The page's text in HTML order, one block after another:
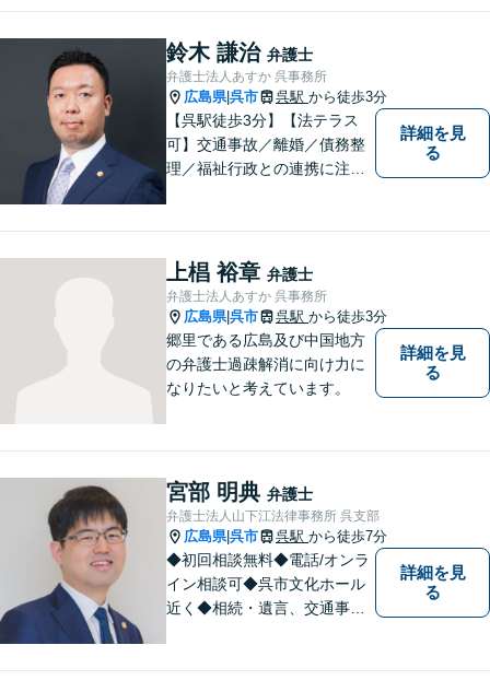
個人様・法人様の問題に幅広
く対応しています。
鈴木 謙治 弁護士
弁護士法人あすか 呉事務所
広島県|呉市 呉駅 から徒歩3分
【呉駅徒歩3分】【法テラス
可】交通事故／離婚／債務整
理／福祉行政との連携に注力
し、高度な問題にも対応いた
します。まずはご相談を！
詳細を見
る
上椙 裕章 弁護士
弁護士法人あすか 呉事務所
広島県|呉市 呉駅 から徒歩3分
郷里である広島及び中国地方
の弁護士過疎解消に向け力に
なりたいと考えています。
詳細を見
る
宮部 明典 弁護士
弁護士法人山下江法律事務所 呉支部
広島県|呉市 呉駅 から徒歩7分
◆初回相談無料◆電話/オンラ
イン相談可◆呉市文化ホール
近く◆相続・遺言、交通事
詳細を見
る